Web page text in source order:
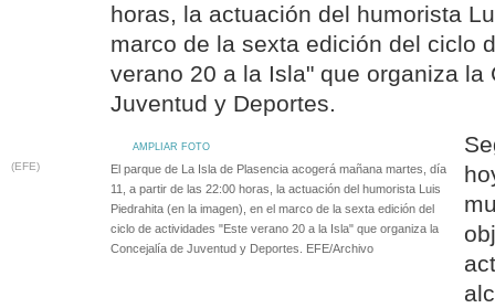
horas, la actuación del humorista
marco de la sexta edición del ciclo
verano 20 a la Isla" que organiza la
Juventud y Deportes.
AMPLIAR FOTO
(EFE)
El parque de La Isla de Plasencia acogerá mañana martes, día
11, a partir de las 22:00 horas, la actuación del humorista Luis
Piedrahita (en la imagen), en el marco de la sexta edición del
ciclo de actividades "Este verano 20 a la Isla" que organiza la
Concejalía de Juventud y Deportes. EFE/Archivo